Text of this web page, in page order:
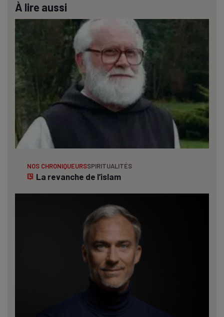
À lire aussi
NOS CHRONIQUEURSSPIRITUALITÉS
La revanche de l’islam